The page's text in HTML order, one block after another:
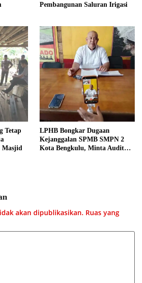
Pembangunan Saluran Irigasi
Tetap
LPHB Bongkar Dugaan
Kejanggalan SPMB SMPN 2
Kota Bengkulu, Minta Audit
akan dipublikasikan. Ruas yang